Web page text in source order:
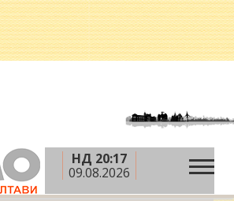
НД 20:17
09.08.2026
» Кримінал »
перевозив рибу без документів